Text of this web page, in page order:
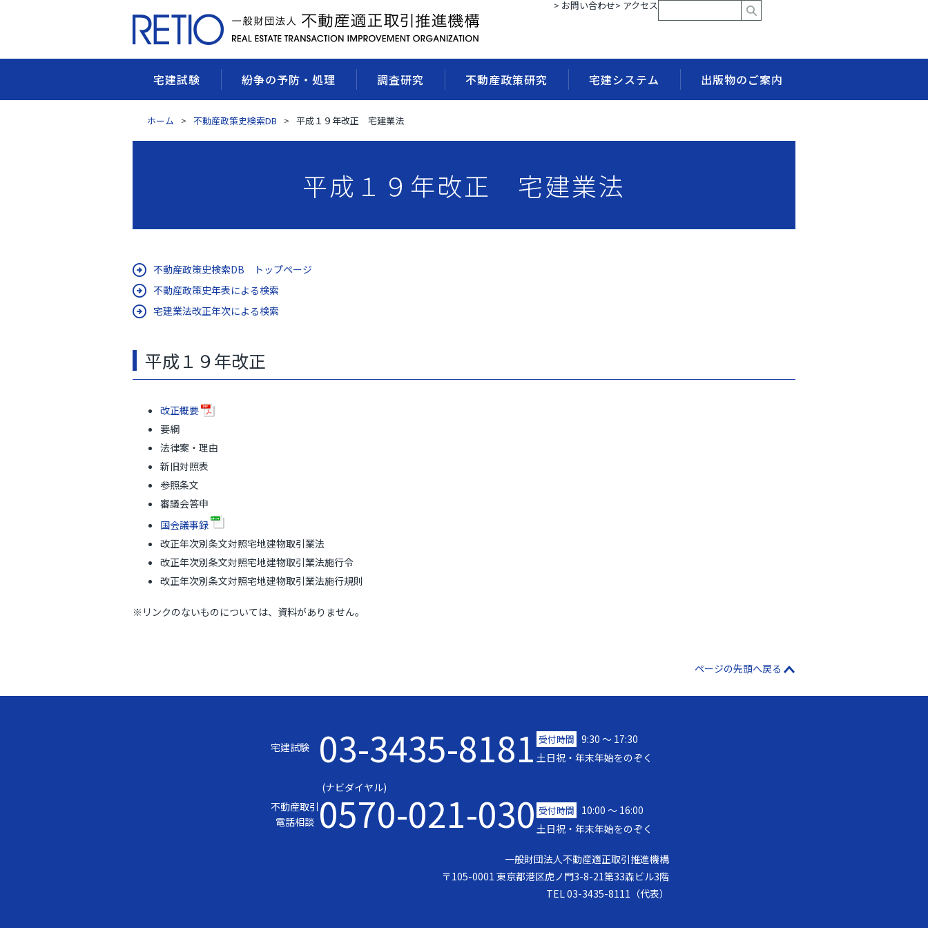
> お問い合わせ> アクセス
宅建試験 紛争の予防・処理 調査研究 不動産政策研究 宅建システム 出版物のご案内
ホーム 不動産政策史検索DB 平成１９年改正 宅建業法
平成１９年改正 宅建業法
不動産政策史検索DB トップページ
不動産政策史年表による検索
宅建業法改正年次による検索
平成１９年改正
改正概要
要綱
法律案・理由
新旧対照表
参照条文
審議会答申
国会議事録
改正年次別条文対照宅地建物取引業法
改正年次別条文対照宅地建物取引業法施行令
改正年次別条文対照宅地建物取引業法施行規則
※リンクのないものについては、資料がありません。
ページの先頭へ戻る
宅建試験 03-3435-8181 受付時間 9:30 〜 17:30
土日祝・年末年始をのぞく
不動産取引
電話相談
(ナビダイヤル)
0570-021-030 受付時間
10:00 ～ 16:00
土日祝・年末年始をのぞく
一般財団法人不動産適正取引推進機構
〒105-0001 東京都港区虎ノ門3-8-21第33森ビル3階
TEL 03-3435-8111（代表）